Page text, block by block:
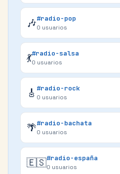
🎶#radio-pop
0 usuarios
💃#radio-salsa
0 usuarios
🎸 #radio-rock
0 usuarios
🌴#radio-bachata
0 usuarios
🇪🇸#radio-españa
0 usuarios